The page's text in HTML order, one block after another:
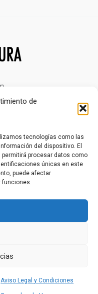
de
tecnologías como las
del dispositivo. El
procesar datos como
únicas en este
puede afectar
funciones.
Aviso Legal y Condiciones